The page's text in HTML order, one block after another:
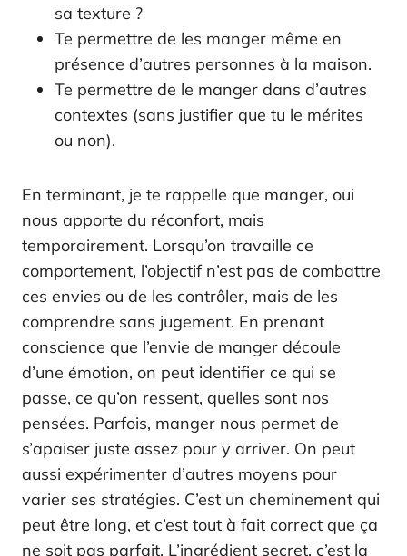
sa texture ?
Te permettre de les manger même en
présence d’autres personnes à la maison.
Te permettre de le manger dans d’autres
contextes (sans justifier que tu le mérites
ou non).
En terminant, je te rappelle que manger, oui
nous apporte du réconfort, mais
temporairement. Lorsqu’on travaille ce
comportement, l’objectif n’est pas de combattre
ces envies ou de les contrôler, mais de les
comprendre sans jugement. En prenant
conscience que l’envie de manger découle
d’une émotion, on peut identifier ce qui se
passe, ce qu’on ressent, quelles sont nos
pensées. Parfois, manger nous permet de
s’apaiser juste assez pour y arriver. On peut
aussi expérimenter d’autres moyens pour
varier ses stratégies. C’est un cheminement qui
peut être long, et c’est tout à fait correct que ça
ne soit pas parfait. L’ingrédient secret, c’est la